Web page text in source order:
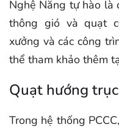
Nghệ Năng tự hào là
thông gió và quạt
xưởng và các công
thể tham khảo thêm
Quạt hướng
Trong hệ thống